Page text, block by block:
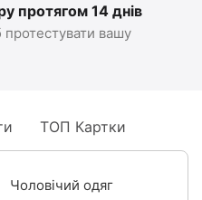
протягом 14 днів
вашу
ТОП Картки
Чоловічий одяг